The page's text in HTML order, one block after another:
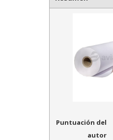
Puntuación del
autor